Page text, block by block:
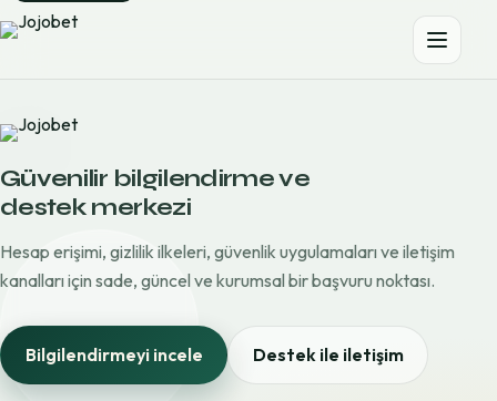
Güvenilir bilgilendirme ve
destek merkezi
Hesap erişimi, gizlilik ilkeleri, güvenlik uygulamaları ve iletişim
kanalları için sade, güncel ve kurumsal bir başvuru noktası.
Bilgilendirmeyi incele Destek ile iletişim